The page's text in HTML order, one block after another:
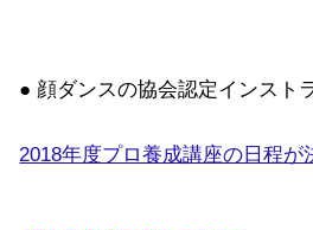
● 顔ダンスの協会認定インスト
2018年度プロ養成講座の日程が